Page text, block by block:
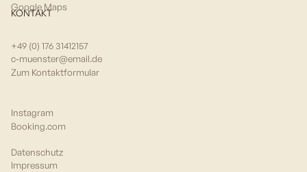
Google Maps
KONTAKT
+49 (0) 176 31412157
c-muenster@email.de
Zum Kontaktformular
Instagram
Booking.com
Datenschutz
Impressum